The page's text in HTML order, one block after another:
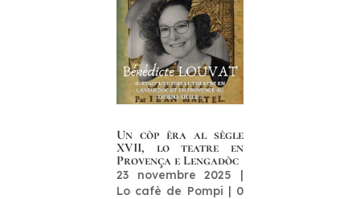
Un còp èra al sègle
XVII, lo teatre en
Provença e Lengadòc
23 novembre 2025 |
Lo cafè de Pompi | 0